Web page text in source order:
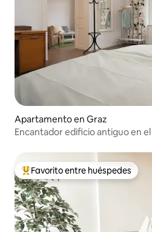
Apartamento en Graz
Encantador edificio antiguo en
Favorito entre huéspedes
Favorito entre huéspedes